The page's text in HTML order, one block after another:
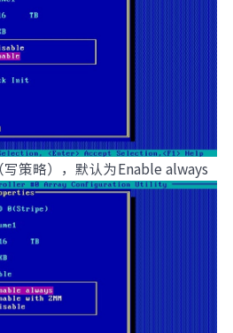
策略），默认为Enable always